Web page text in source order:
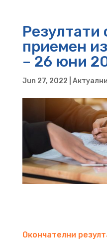
Резултати
приемен
– 26 юни
Jun 27, 2022
Окончателни